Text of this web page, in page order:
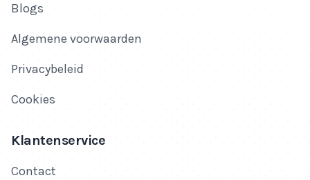
Blogs
Algemene voorwaarden
Privacybeleid
Cookies
Klantenservice
Contact